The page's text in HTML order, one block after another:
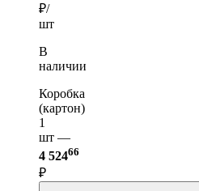
₽/
шт
В
наличии
Коробка
(картон)
1
шт —
4 52466
₽